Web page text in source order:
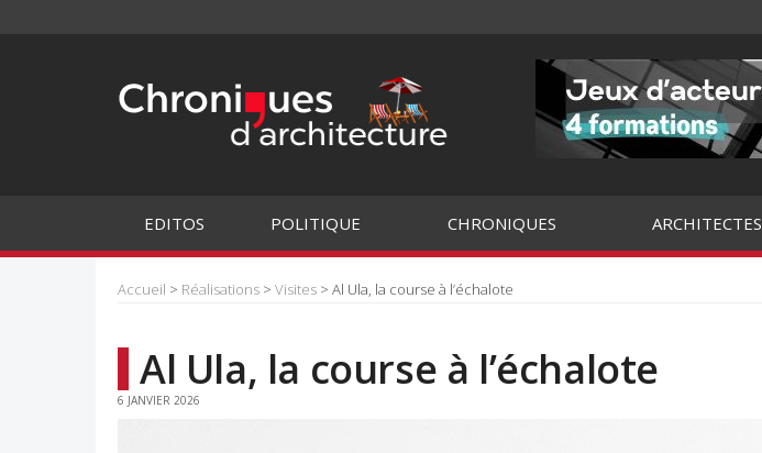
EDITOS POLITIQUE CHRONIQUES ARCHITECTES
Accueil > Réalisations > Visites > Al Ula, la course à l’échalote
Al Ula, la course à l’échalote
6 JANVIER 2026